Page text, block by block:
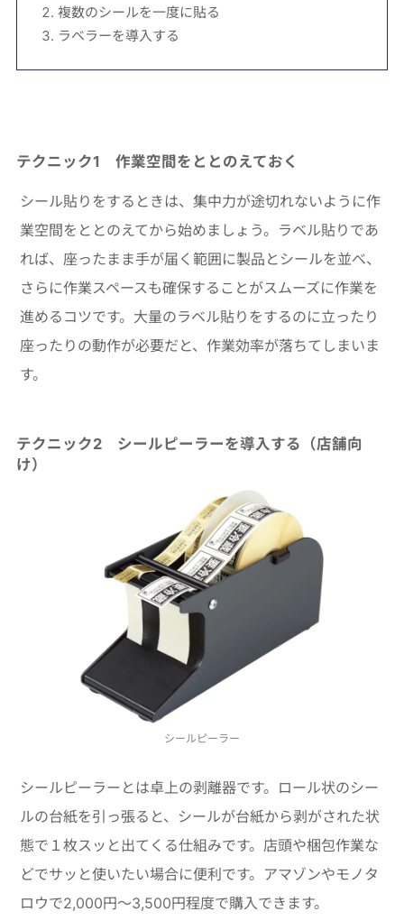
複数のシールを一度に貼る
ラベラーを導入する
テクニック1 作業空間をととのえておく
シール貼りをするときは、集中力が途切れないように作
業空間をととのえてから始めましょう。ラベル貼りであ
れば、座ったまま手が届く範囲に製品とシールを並べ、
さらに作業スペースも確保することがスムーズに作業を
進めるコツです。大量のラベル貼りをするのに立ったり
座ったりの動作が必要だと、作業効率が落ちてしまいま
す。
テクニック2 シールピーラーを導入する （店舗向
け）
シールピーラー
シールピーラーとは卓上の剥離器です。ロール状のシー
ルの台紙を引っ張ると、シールが台紙から剥がされた状
態で１枚スッと出てくる仕組みです。店頭や梱包作業な
どでサッと使いたい場合に便利です。アマゾンやモノタ
ロウで2,000円～3,500円程度で購入できます。